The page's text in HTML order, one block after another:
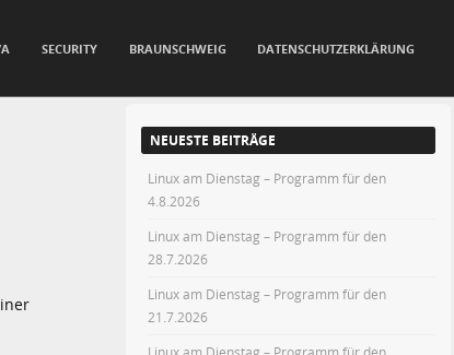
SECURITY BRAUNSCHWEIG DATENSCHUTZERKLÄRUNG
NEUESTE BEITRÄGE
Linux am Dienstag – Programm für den
4.8.2026
Linux am Dienstag – Programm für den
28.7.2026
Linux am Dienstag – Programm für den
21.7.2026